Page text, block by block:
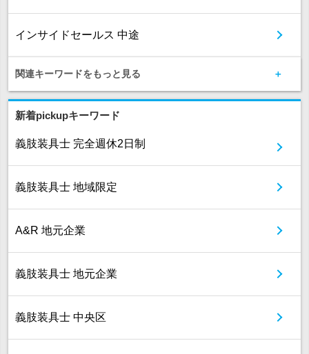
インサイドセールス 中途
関連キーワードをもっと見る
新着pickupキーワード
義肢装具士 完全週休2日制
義肢装具士 地域限定
A&R 地元企業
義肢装具士 地元企業
義肢装具士 中央区